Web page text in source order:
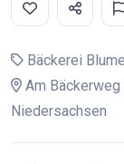
Bäckerei Blume
Am
Niedersachsen